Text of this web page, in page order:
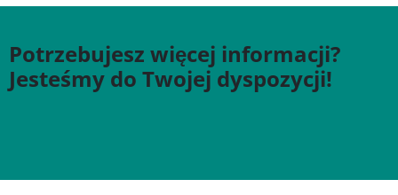
Potrzebujesz więcej informacji?
Jesteśmy do Twojej dyspozycji!